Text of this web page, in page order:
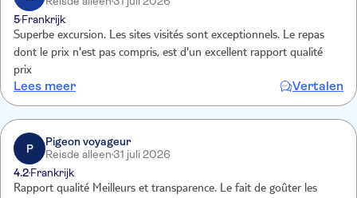
5Frankrijk
Superbe excursion. Les sites visités sont exceptionnels. Le repas
dont le prix n'est pas compris, est d'un excellent rapport qualité
prix
Lees meer Vertalen
P
Pigeon voyageur
Reisde alleen31 juli 2026
4.2Frankrijk
Rapport qualité Meilleurs et transparence. Le fait de goûter les